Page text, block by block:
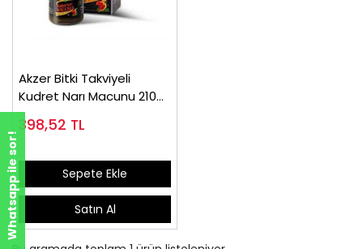
Akzer Bitki Takviyeli
Kudret Narı Macunu 210
gr
398,52 TL
Sepete Ekle
Satın Al
Whatsapp ile sor!